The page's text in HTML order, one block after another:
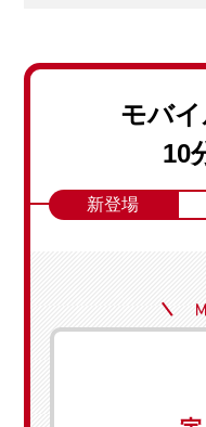
モバ
10
新登場